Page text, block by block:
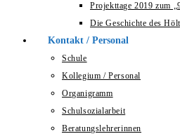
Projekttage 2019 zum
Die Geschichte des
Kontakt / Personal
Schule
Kollegium / Personal
Organigramm
Schulsozialarbeit
Beratungslehrerinnen